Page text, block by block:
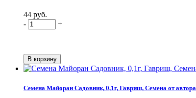
44 руб.
-
+
Семена Майоран Садовник, 0,1г, Гавриш, Семена от автора